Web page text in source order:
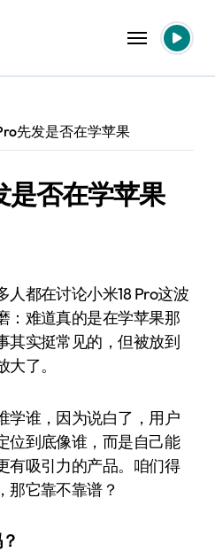
先发是否在学苹果
是否在学苹果
：难道真的是在学苹果那
其实挺常见的，但被放到
了。
学谁，因为说白了，用户
位到底像谁，而是自己能
有吸引力的产品。咱们得
那它靠不靠谱？